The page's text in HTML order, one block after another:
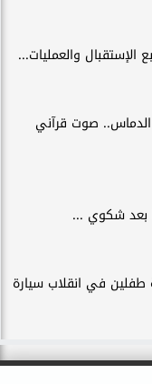
الإستقبال والعمليات...
الدماس.. صوت قرآني
بعد شكوي ...
في انقلاب سيارة